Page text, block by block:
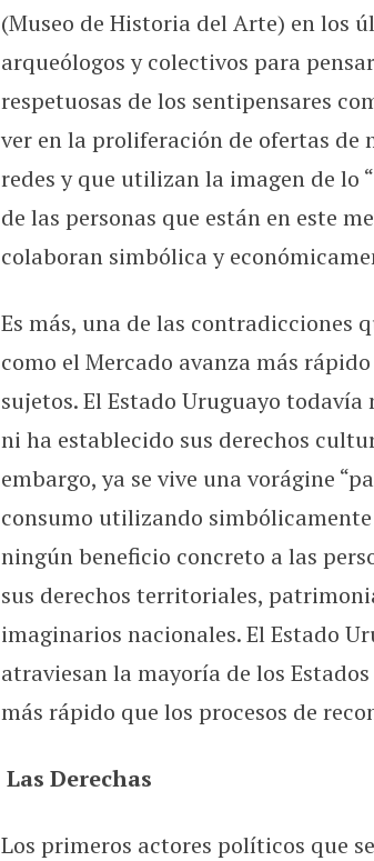
(Museo de Historia del Arte) en los
arqueólogos y colectivos para
respetuosas de los sentipensares
ver en la proliferación de ofertas
redes y que utilizan la imagen de lo
de las personas que están en este
colaboran simbólica y
Es más, una de las contradicciones
como el Mercado avanza más
sujetos. El Estado Uruguayo
ni ha establecido sus derechos
embargo, ya se vive una vorágine
consumo utilizando
ningún beneficio concreto a las
sus derechos territoriales,
imaginarios nacionales. El Estado
atraviesan la mayoría de los
más rápido que los procesos de
Las Derechas
Los primeros actores políticos que